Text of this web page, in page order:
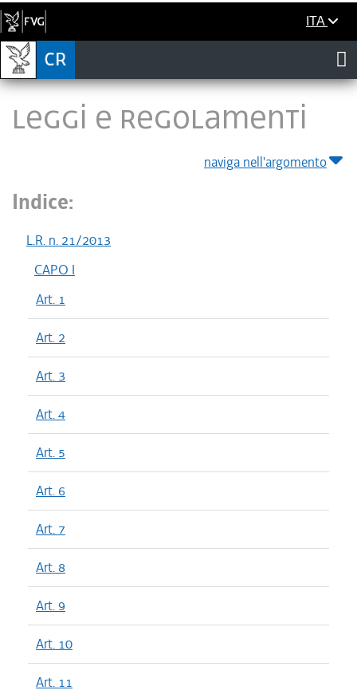
ITA
LEGGI E REGOLAMENTI
naviga nell'argomento
Indice:
L.R. n. 21/2013
CAPO I
Art. 1
Art. 2
Art. 3
Art. 4
Art. 5
Art. 6
Art. 7
Art. 8
Art. 9
Art. 10
Art. 11